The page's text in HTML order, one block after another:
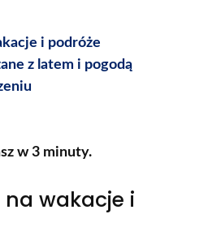
i podróże
z latem i pogodą
w 3 minuty.
na wakacje i